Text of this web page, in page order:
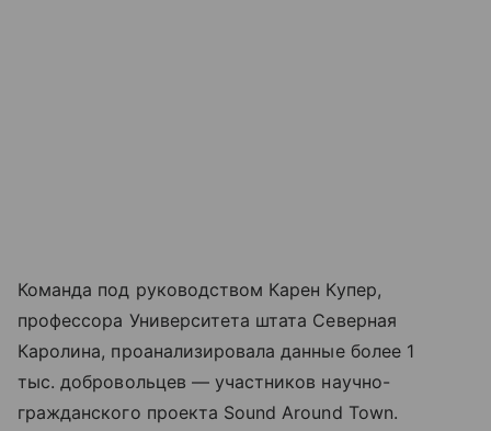
Команда под руководством Карен Купер,
профессора Университета штата Северная
Каролина, проанализировала данные более 1
тыс. добровольцев — участников научно-
гражданского проекта Sound Around Town.